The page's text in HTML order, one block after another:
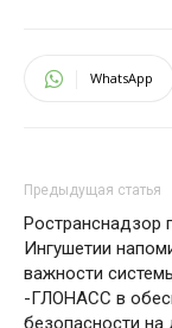
WhatsApp
Предыдущая статья
Ространснадзор
Ингушетии
важности
-ГЛОНАСС в
безопасности на